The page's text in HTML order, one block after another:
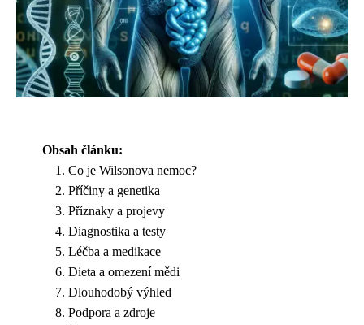
Obsah článku:
Co je Wilsonova nemoc?
Příčiny a genetika
Příznaky a projevy
Diagnostika a testy
Léčba a medikace
Dieta a omezení mědi
Dlouhodobý výhled
Podpora a zdroje